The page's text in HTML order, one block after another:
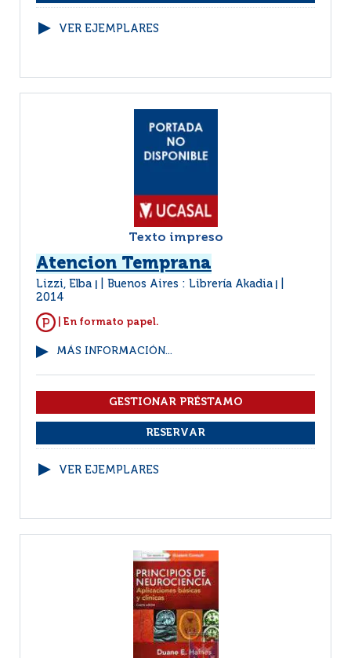
VER EJEMPLARES
Texto impreso
Atencion Temprana
Lizzi, Elba Buenos Aires : Librería Akadia
2014
| En formato papel.
MÁS INFORMACIÓN...
VER EJEMPLARES